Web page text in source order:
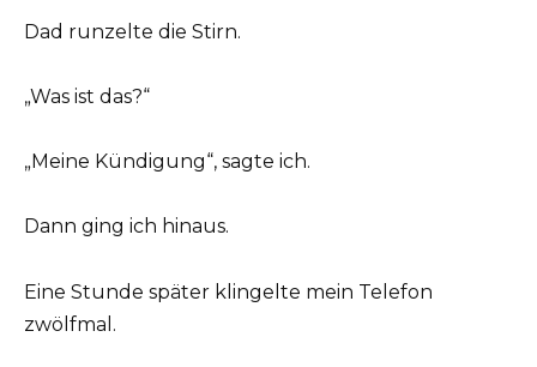
Dad runzelte die Stirn.
„Was ist das?“
„Meine Kündigung“, sagte ich.
Dann ging ich hinaus.
Eine Stunde später klingelte mein Telefon
zwölfmal.